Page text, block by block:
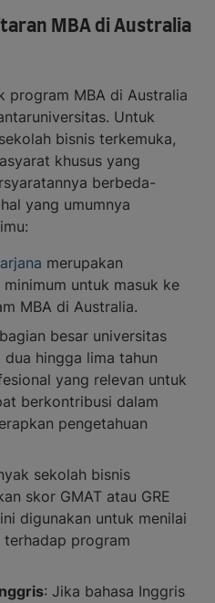
MBA di Australia
program MBA di Australia
Untuk
bisnis terkemuka,
khusus yang
berbeda-
yang umumnya
merupakan
untuk masuk ke
MBA di Australia.
besar universitas
hingga lima tahun
yang relevan untuk
berkontribusi dalam
pengetahuan
sekolah bisnis
skor GMAT atau GRE
digunakan untuk menilai
terhadap program
: Jika bahasa Inggris